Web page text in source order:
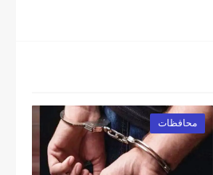
محافظات